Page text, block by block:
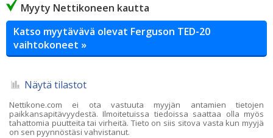
Myyty Nettikoneen kautta
Katso myytävävä olevat Ferguson TED-20
vaihtokoneet »
Näytä tilastot
Nettikone.com ei ota vastuuta myyjän antamien tietojen
paikkansapitävyydestä. Ilmoitetuissa tiedoissa saattaa olla myös
tahattomia puutteita tai virheitä. Tieto on siis sitova vasta kun myyjä
on sen pyynnöstäsi vahvistanut.